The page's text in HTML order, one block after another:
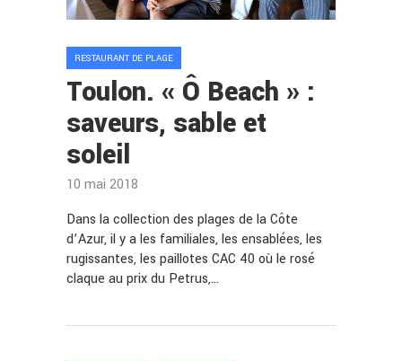
RESTAURANT DE PLAGE
Toulon. « Ô Beach » :
saveurs, sable et
soleil
10 mai 2018
Dans la collection des plages de la Côte
d’Azur, il y a les familiales, les ensablées, les
rugissantes, les paillotes CAC 40 où le rosé
claque au prix du Petrus,…